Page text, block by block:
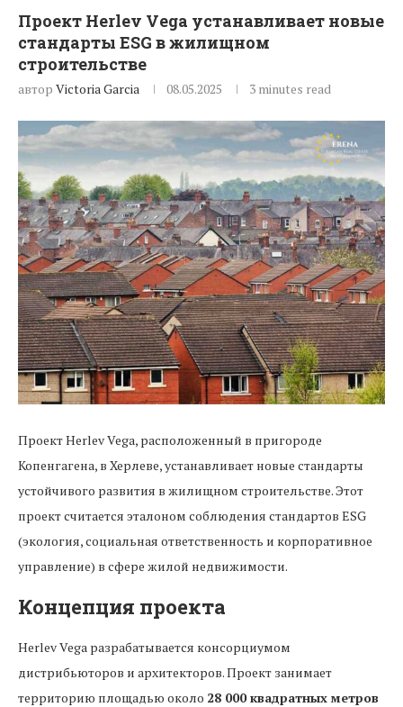
Проект Herlev Vega устанавливает новые
стандарты ESG в жилищном
строительстве
автор Victoria Garcia 08.05.2025 3 minutes read
Проект Herlev Vega, расположенный в пригороде
Копенгагена, в Херлеве, устанавливает новые стандарты
устойчивого развития в жилищном строительстве. Этот
проект считается эталоном соблюдения стандартов ESG
(экология, социальная ответственность и корпоративное
управление) в сфере жилой недвижимости.
Концепция проекта
Herlev Vega разрабатывается консорциумом
дистрибьюторов и архитекторов. Проект занимает
территорию площадью около 28 000 квадратных метров